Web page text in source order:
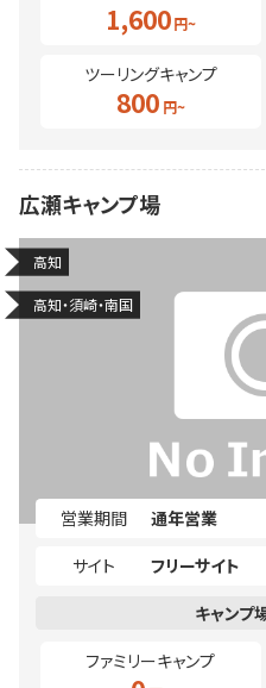
1,600
ツーリングキャンプ
800
広瀬キャンプ場
高知
高知・須崎・南国
営業期間
通年営業
サイト
フリーサイト
ファミリーキャンプ